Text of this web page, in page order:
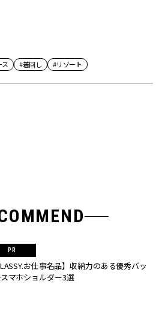
ス #着回し #リゾート
お仕事名品】収納力のある優秀バッ
マホショルダー3選